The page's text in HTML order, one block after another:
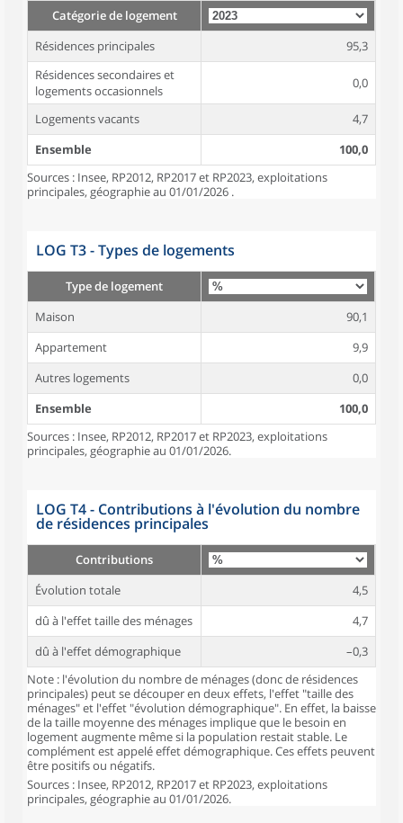
Catégorie de logement
Résidences principales
95,3
Résidences secondaires et
logements occasionnels
0,0
Logements vacants
4,7
Ensemble
100,0
Sources : Insee, RP2012, RP2017 et RP2023, exploitations
principales, géographie au 01/01/2026 .
LOG T3 - Types de logements
Type de logement
Maison
90,1
Appartement
9,9
Autres logements
0,0
Ensemble
100,0
Sources : Insee, RP2012, RP2017 et RP2023, exploitations
principales, géographie au 01/01/2026.
LOG T4 - Contributions à l'évolution du nombre
de résidences principales
Contributions
Évolution totale
4,5
dû à l'effet taille des ménages
4,7
dû à l'effet démographique
–0,3
Note : l'évolution du nombre de ménages (donc de résidences
principales) peut se découper en deux effets, l'effet "taille des
ménages" et l'effet "évolution démographique". En effet, la baisse
de la taille moyenne des ménages implique que le besoin en
logement augmente même si la population restait stable. Le
complément est appelé effet démographique. Ces effets peuvent
être positifs ou négatifs.
Sources : Insee, RP2012, RP2017 et RP2023, exploitations
principales, géographie au 01/01/2026.